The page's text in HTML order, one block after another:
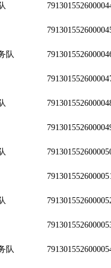
队
队